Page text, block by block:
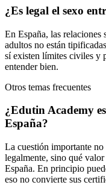
¿Es legal el sexo
En España, las relaciones
adultos no están
sí existen límites civiles y
entender bien.
Otros temas frecuentes
¿Edutin Academy
España?
La cuestión importante
legalmente, sino qué
España. En principio
eso no convierte sus